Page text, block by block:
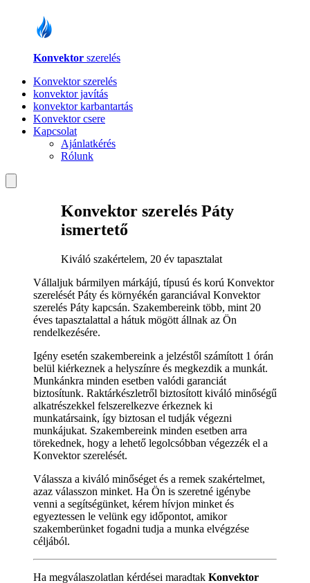
Konvektor szerelés
Konvektor szerelés
konvektor javítás
konvektor karbantartás
Konvektor csere
Kapcsolat
Ajánlatkérés
Rólunk
Konvektor szerelés Páty
ismertető
Kiváló szakértelem, 20 év tapasztalat
Vállaljuk bármilyen márkájú, típusú és korú Konvektor
szerelését Páty és környékén garanciával Konvektor
szerelés Páty kapcsán. Szakembereink több, mint 20
éves tapasztalattal a hátuk mögött állnak az Ön
rendelkezésére.
Igény esetén szakembereink a jelzéstől számított 1 órán
belül kiérkeznek a helyszínre és megkezdik a munkát.
Munkánkra minden esetben valódi garanciát
biztosítunk. Raktárkészletről biztosított kiváló minőségű
alkatrészekkel felszerelkezve érkeznek ki
munkatársaink, így biztosan el tudják végezni
munkájukat. Szakembereink minden esetben arra
törekednek, hogy a lehető legolcsóbban végezzék el a
Konvektor szerelését.
Válassza a kiváló minőséget és a remek szakértelmet,
azaz válasszon minket. Ha Ön is szeretné igénybe
venni a segítségünket, kérem hívjon minket és
egyeztessen le velünk egy időpontot, amikor
szakemberünket fogadni tudja a munka elvégzése
céljából.
Ha megválaszolatlan kérdései maradtak Konvektor